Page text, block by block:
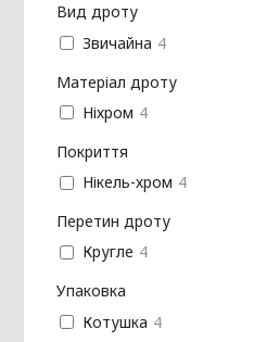
Вид дроту
Звичайна 4
Матеріал дроту
Ніхром 4
Покриття
Нікель-хром 4
Перетин дроту
Кругле 4
Упаковка
Котушка 4